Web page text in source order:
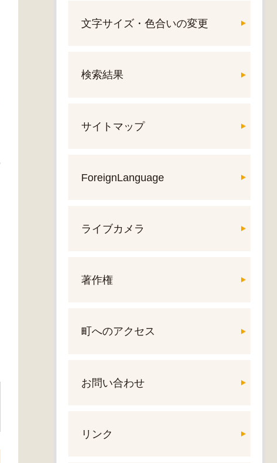
文字サイズ・色合いの変更
検索結果
サイトマップ
ForeignLanguage
ライブカメラ
著作権
町へのアクセス
お問い合わせ
リンク